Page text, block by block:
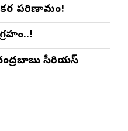
పరిణామం!
సీరియస్